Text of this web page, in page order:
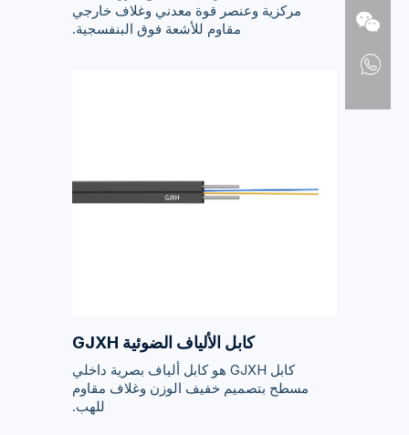
مركزية وعنصر قوة معدني وغلاف خارجي
مقاوم للأشعة فوق البنفسجية.
كابل الألياف الضوئية GJXH
كابل GJXH هو كابل ألياف بصرية داخلي
مسطح بتصميم خفيف الوزن وغلاف مقاوم
للهب.